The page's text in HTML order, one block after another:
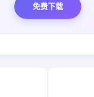
免费下载